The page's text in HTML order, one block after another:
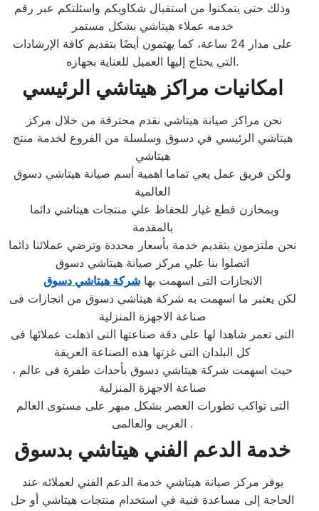
وذلك حتى يتمكنوا من استقبال شكاويكم واسئلتكم عبر رقم
خدمه عملاء هيتاشي بشكل مستمر
على مدار 24 ساعة، كما يهتمون أيضًا بتقديم كافة الإرشادات
التي يحتاج إليها العميل للعناية بجهازه.
امكانيات مراكز هيتاشي الرئيسي
نحن مراكز صيانة هيتاشي نقدم محترفة من خلال مركز
هيتاشي الرئيسي في دسوق وسلسلة من الفروع لخدمة منتج
هيتاشي
ولكن فريق عمل يعي تماما اهمية أسم صيانة هيتاشي دسوق
العالمية
بالمقدمة
نحن ملتزمون بتقديم خدمة بأسعار محددة وترضي عملائنا دائما
اتصلوا بنا علي مركز صيانة هيتاشي دسوق
الانجازات التى اسهمت بهاشركة هيتاشي دسوق
لكن يعتبر ما اسهمت به شركة هيتاشي دسوق من انجازات فى
صناعة الاجهزة المنزلية
التى تعمر شاهدا لها على دقة صناعتها التى اذهلت عملائها فى
كل البلدان التى غزتها هذه الصناعة العريقة
، حيث اسهمت شركة هيتاشي دسوق بأحداث طفرة فى عالم
صناعة الاجهزة المنزلية
التى تواكب تطورات العصر بشكل مبهر على مستوى العالم
العربى والعالمى .
خدمة الدعم الفني هيتاشي بدسوق
يوفر مركز صيانة هيتاشي خدمة الدعم الفني لعملائه عند
الحاجة إلى مساعدة فنية في استخدام منتجات هيتاشي أو حل